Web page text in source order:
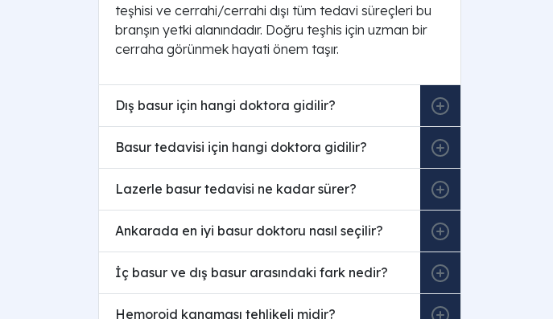
teşhisi ve cerrahi/cerrahi dışı tüm tedavi süreçleri bu
branşın yetki alanındadır. Doğru teşhis için uzman bir
cerraha görünmek hayati önem taşır.
Dış basur için hangi doktora gidilir?
Basur tedavisi için hangi doktora gidilir?
Lazerle basur tedavisi ne kadar sürer?
Ankarada en iyi basur doktoru nasıl seçilir?
İç basur ve dış basur arasındaki fark nedir?
Hemoroid kanaması tehlikeli midir?